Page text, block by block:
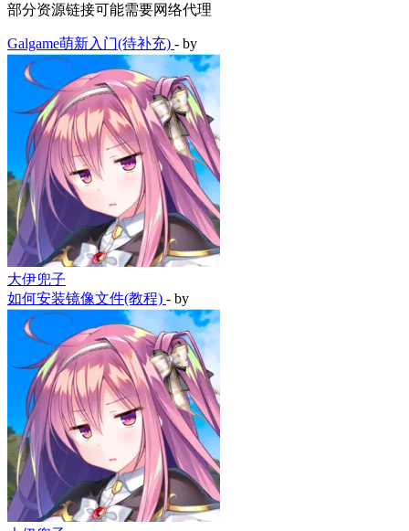
部分资源链接可能需要网络代理
Galgame萌新入门(待补充) - by
大伊兜子
如何安装镜像文件(教程) - by